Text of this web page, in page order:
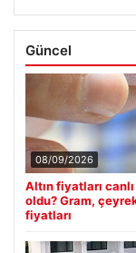
Güncel
08/09/2026
Altın fiyatları
oldu? Gram,
fiyatları